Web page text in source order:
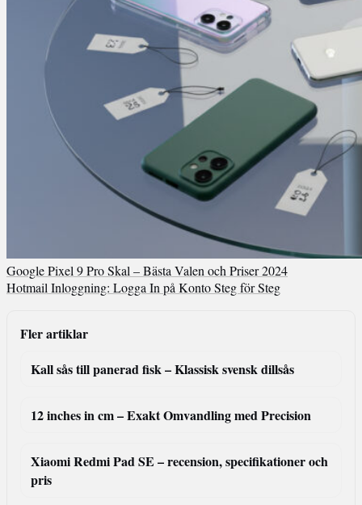
Google Pixel 9 Pro Skal – Bästa Valen och Priser 2024
Hotmail Inloggning: Logga In på Konto Steg för Steg
Fler artiklar
Kall sås till panerad fisk – Klassisk svensk dillsås
12 inches in cm – Exakt Omvandling med Precision
Xiaomi Redmi Pad SE – recension, specifikationer och
pris